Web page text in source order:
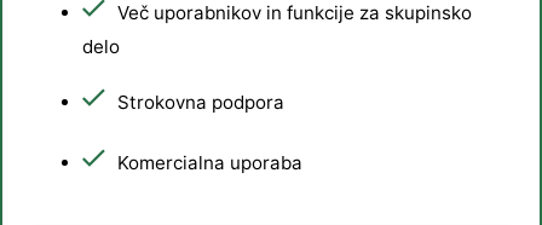
Več uporabnikov in funkcije za skupinsko
delo
Strokovna podpora
Komercialna uporaba